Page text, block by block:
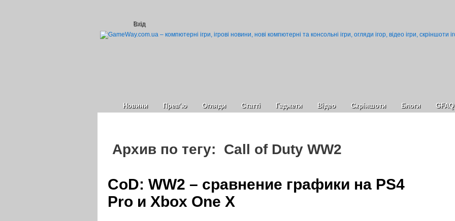
Вхід
Новини Прев’ю Огляди Статті Гаджети Відео Cкріншоти Блоги GFAQ
Архив по тегу: Call of Duty WW2
CoD: WW2 – сравнение графики на PS4
Pro и Xbox One X